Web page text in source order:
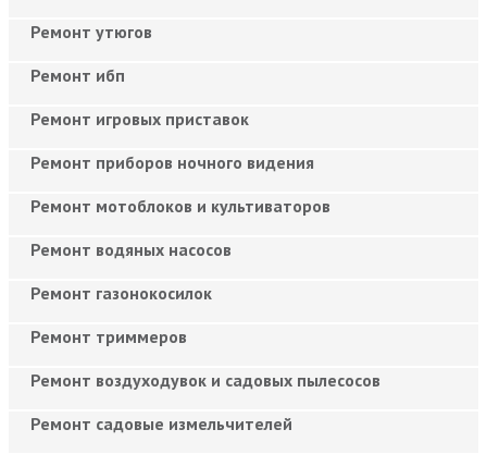
Ремонт утюгов
Ремонт ибп
Ремонт игровых приставок
Ремонт приборов ночного видения
Ремонт мотоблоков и культиваторов
Ремонт водяных насосов
Ремонт газонокосилок
Ремонт триммеров
Ремонт воздуходувок и садовых пылесосов
Ремонт садовые измельчителей